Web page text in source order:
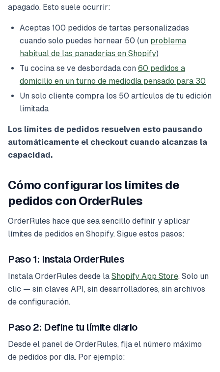
apagado. Esto suele ocurrir:
Aceptas 100 pedidos de tartas personalizadas
cuando solo puedes hornear 50 (un problema
habitual de las panaderías en Shopify)
Tu cocina se ve desbordada con 60 pedidos a
domicilio en un turno de mediodía pensado para 30
Un solo cliente compra los 50 artículos de tu edición
limitada
Los límites de pedidos resuelven esto pausando
automáticamente el checkout cuando alcanzas la
capacidad.
Cómo configurar los límites de
pedidos con OrderRules
OrderRules hace que sea sencillo definir y aplicar
límites de pedidos en Shopify. Sigue estos pasos:
Paso 1: Instala OrderRules
Instala OrderRules desde la Shopify App Store. Solo un
clic — sin claves API, sin desarrolladores, sin archivos
de configuración.
Paso 2: Define tu límite diario
Desde el panel de OrderRules, fija el número máximo
de pedidos por día. Por ejemplo: